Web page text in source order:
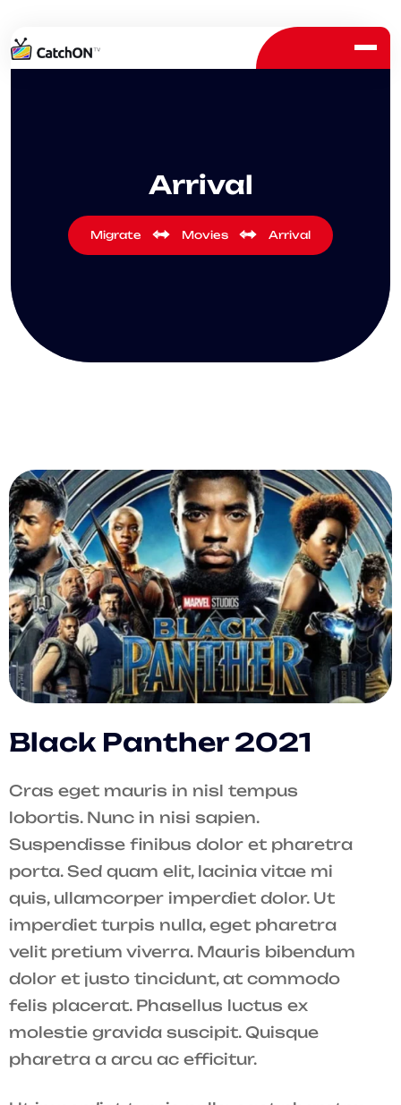
Arrival
Migrate Movies Arrival
Black Panther 2021
Cras eget mauris in nisl tempus
lobortis. Nunc in nisi sapien.
Suspendisse finibus dolor et pharetra
porta. Sed quam elit, lacinia vitae mi
quis, ullamcorper imperdiet dolor. Ut
imperdiet turpis nulla, eget pharetra
velit pretium viverra. Mauris bibendum
dolor et justo tincidunt, at commodo
felis placerat. Phasellus luctus ex
molestie gravida suscipit. Quisque
pharetra a arcu ac efficitur.